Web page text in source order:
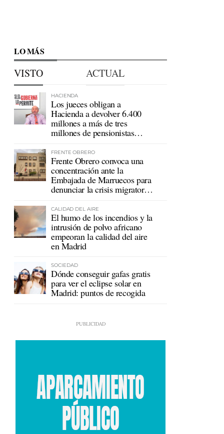
LO MÁS
VISTO ACTUAL
HACIENDA
Los jueces obligan a
Hacienda a devolver 6.400
millones a más de tres
millones de pensionistas
FRENTE OBRERO
Frente Obrero convoca una
concentración ante la
Embajada de Marruecos para
denunciar la crisis migratoria
CALIDAD DEL AIRE
El humo de los incendios y la
intrusión de polvo africano
empeoran la calidad del aire
en Madrid
SOCIEDAD
Dónde conseguir gafas gratis
para ver el eclipse solar en
Madrid: puntos de recogida